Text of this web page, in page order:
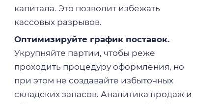
капитала. Это позволит избежать
кассовых разрывов.
Оптимизируйте график поставок.
Укрупняйте партии, чтобы реже
проходить процедуру оформления, но
при этом не создавайте избыточных
складских запасов. Аналитика продаж и